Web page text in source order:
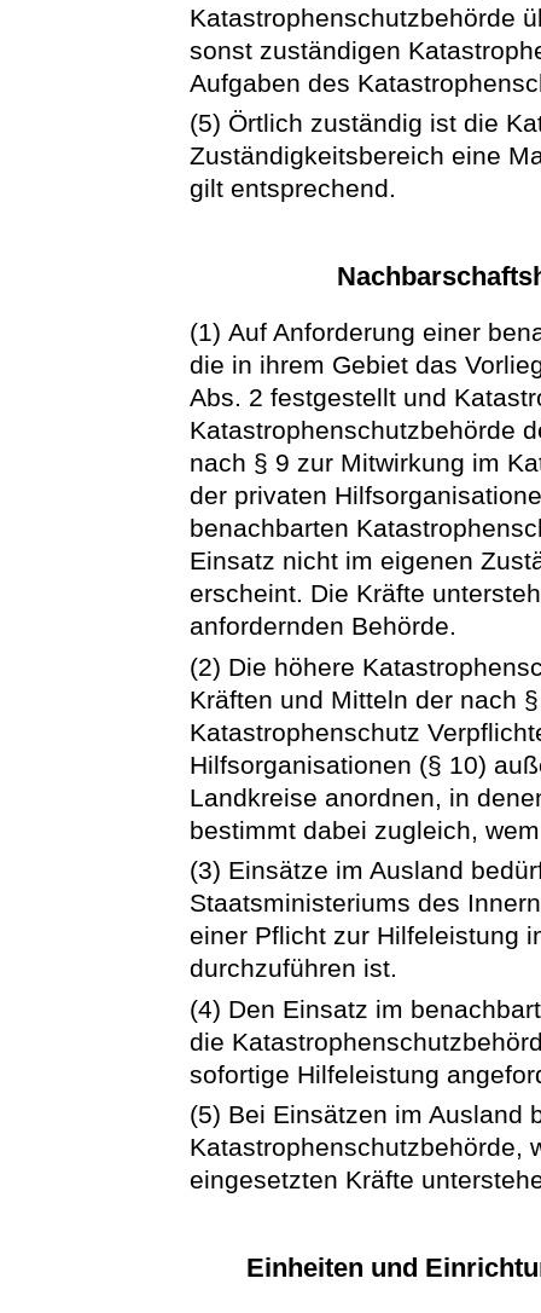
Katastrophenschutzbehörde
sonst zuständigen
Aufgaben des
(5) Örtlich zuständig ist die
Zuständigkeitsbereich eine
gilt entsprechend.
(1) Auf Anforderung einer
die in ihrem Gebiet das
Abs. 2 festgestellt und
Katastrophenschutzbehörde
nach § 9 zur Mitwirkung im
der privaten
benachbarten
Einsatz nicht im eigenen
erscheint. Die Kräfte
anfordernden Behörde.
(2) Die höhere
Kräften und Mitteln der nach
Katastrophenschutz
Hilfsorganisationen (§ 10)
Landkreise anordnen, in
bestimmt dabei zugleich,
(3) Einsätze im Ausland
Staatsministeriums des
einer Pflicht zur Hilfeleistung
durchzuführen ist.
(4) Den Einsatz im
die
sofortige Hilfeleistung
(5) Bei Einsätzen im Ausland
Katastrophenschutzbehörde,
eingesetzten Kräfte
Einheiten und